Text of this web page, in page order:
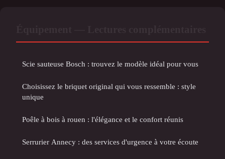
Scie sauteuse Bosch : trouvez le modèle idéal pour vous
Choisissez le briquet original qui vous ressemble : style
unique
Poêle à bois à rouen : l'élégance et le confort réunis
Serrurier Annecy : des services d'urgence à votre écoute